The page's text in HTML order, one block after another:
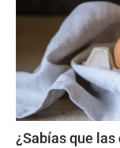
¿Sabías que